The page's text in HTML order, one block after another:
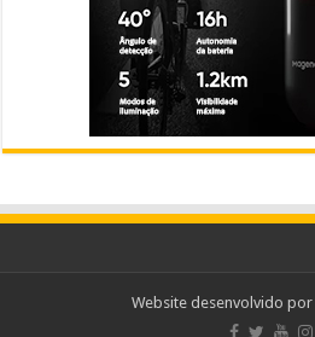
Website desenvolvido por